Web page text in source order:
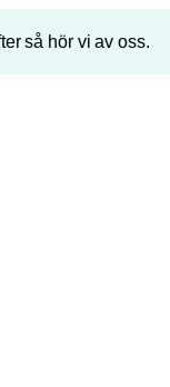
så hör vi av oss.